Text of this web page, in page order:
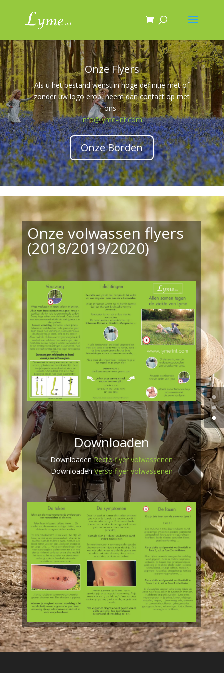
Onze Flyers
Als u het bestand wenst in hoge definitie met of
zonder uw logo erop, neem dan contact op met
ons :
info@lyme-int.com
Onze Borden
Onze volwassen flyers
(2018/2019/2020)
Downloaden
DownloadenRecto flyer volwassenen
DownloadenVerso flyer volwassenen